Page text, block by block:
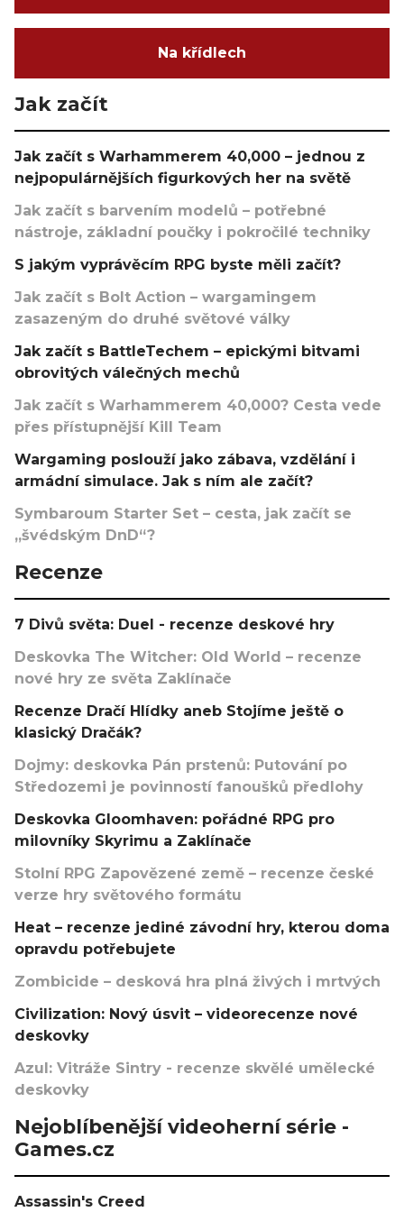
Na křídlech
Jak začít
Jak začít s Warhammerem 40,000 – jednou z
nejpopulárnějších figurkových her na světě
Jak začít s barvením modelů – potřebné
nástroje, základní poučky i pokročilé techniky
S jakým vyprávěcím RPG byste měli začít?
Jak začít s Bolt Action – wargamingem
zasazeným do druhé světové války
Jak začít s BattleTechem – epickými bitvami
obrovitých válečných mechů
Jak začít s Warhammerem 40,000? Cesta vede
přes přístupnější Kill Team
Wargaming poslouží jako zábava, vzdělání i
armádní simulace. Jak s ním ale začít?
Symbaroum Starter Set – cesta, jak začít se
„švédským DnD“?
Recenze
7 Divů světa: Duel - recenze deskové hry
Deskovka The Witcher: Old World – recenze
nové hry ze světa Zaklínače
Recenze Dračí Hlídky aneb Stojíme ještě o
klasický Dračák?
Dojmy: deskovka Pán prstenů: Putování po
Středozemi je povinností fanoušků předlohy
Deskovka Gloomhaven: pořádné RPG pro
milovníky Skyrimu a Zaklínače
Stolní RPG Zapovězené země – recenze české
verze hry světového formátu
Heat – recenze jediné závodní hry, kterou doma
opravdu potřebujete
Zombicide – desková hra plná živých i mrtvých
Civilization: Nový úsvit – videorecenze nové
deskovky
Azul: Vitráže Sintry - recenze skvělé umělecké
deskovky
Nejoblíbenější videoherní série -
Games.cz
Assassin's Creed